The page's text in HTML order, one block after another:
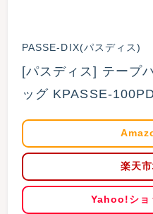
PASSE-DIX(パスディス)
[パスディス] テープ
ッグ KPASSE-
楽天
Yahoo!ショ